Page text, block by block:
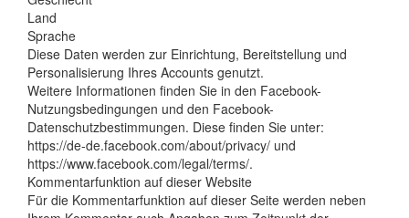
Land
Sprache
Diese Daten werden zur Einrichtung, Bereitstellung und
Personalisierung Ihres Accounts genutzt.
Weitere Informationen finden Sie in den Facebook-
Nutzungsbedingungen und den Facebook-
Datenschutzbestimmungen. Diese finden Sie unter:
https://de-de.facebook.com/about/privacy/ und
https://www.facebook.com/legal/terms/.
Kommentarfunktion auf dieser Website
Für die Kommentarfunktion auf dieser Seite werden neben